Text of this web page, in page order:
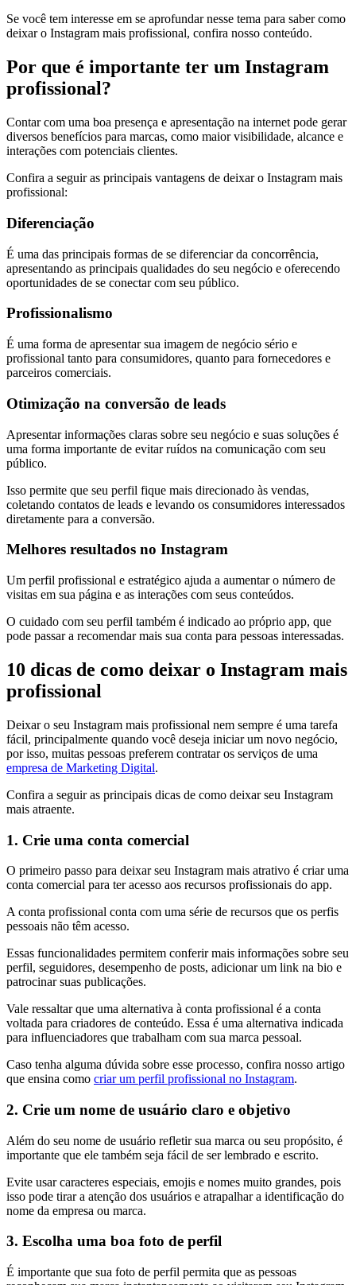
Se você tem interesse em se aprofundar nesse tema para saber como
deixar o Instagram mais profissional, confira nosso conteúdo.
Por que é importante ter um Instagram
profissional?
Contar com uma boa presença e apresentação na internet pode gerar
diversos benefícios para marcas, como maior visibilidade, alcance e
interações com potenciais clientes.
Confira a seguir as principais vantagens de deixar o Instagram mais
profissional:
Diferenciação
É uma das principais formas de se diferenciar da concorrência,
apresentando as principais qualidades do seu negócio e oferecendo
oportunidades de se conectar com seu público.
Profissionalismo
É uma forma de apresentar sua imagem de negócio sério e
profissional tanto para consumidores, quanto para fornecedores e
parceiros comerciais.
Otimização na conversão de leads
Apresentar informações claras sobre seu negócio e suas soluções é
uma forma importante de evitar ruídos na comunicação com seu
público.
Isso permite que seu perfil fique mais direcionado às vendas,
coletando contatos de leads e levando os consumidores interessados
diretamente para a conversão.
Melhores resultados no Instagram
Um perfil profissional e estratégico ajuda a aumentar o número de
visitas em sua página e as interações com seus conteúdos.
O cuidado com seu perfil também é indicado ao próprio app, que
pode passar a recomendar mais sua conta para pessoas interessadas.
10 dicas de como deixar o Instagram mais
profissional
Deixar o seu Instagram mais profissional nem sempre é uma tarefa
fácil, principalmente quando você deseja iniciar um novo negócio,
por isso, muitas pessoas preferem contratar os serviços de uma
empresa de Marketing Digital.
Confira a seguir as principais dicas de como deixar seu Instagram
mais atraente.
1. Crie uma conta comercial
O primeiro passo para deixar seu Instagram mais atrativo é criar uma
conta comercial para ter acesso aos recursos profissionais do app.
A conta profissional conta com uma série de recursos que os perfis
pessoais não têm acesso.
Essas funcionalidades permitem conferir mais informações sobre seu
perfil, seguidores, desempenho de posts, adicionar um link na bio e
patrocinar suas publicações.
Vale ressaltar que uma alternativa à conta profissional é a conta
voltada para criadores de conteúdo. Essa é uma alternativa indicada
para influenciadores que trabalham com sua marca pessoal.
Caso tenha alguma dúvida sobre esse processo, confira nosso artigo
que ensina como criar um perfil profissional no Instagram.
2. Crie um nome de usuário claro e objetivo
Além do seu nome de usuário refletir sua marca ou seu propósito, é
importante que ele também seja fácil de ser lembrado e escrito.
Evite usar caracteres especiais, emojis e nomes muito grandes, pois
isso pode tirar a atenção dos usuários e atrapalhar a identificação do
nome da empresa ou marca.
3. Escolha uma boa foto de perfil
É importante que sua foto de perfil permita que as pessoas